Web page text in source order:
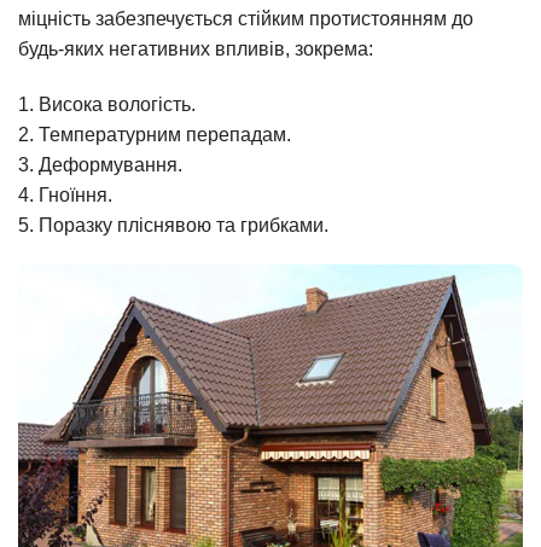
міцність забезпечується стійким протистоянням до
будь-яких негативних впливів, зокрема:
1. Висока вологість.
2. Температурним перепадам.
3. Деформування.
4. Гноїння.
5. Поразку пліснявою та грибками.